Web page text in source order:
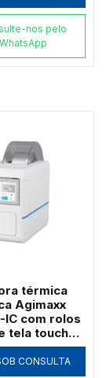
nos pelo
WhatsApp
térmica
Agimaxx
IC com rolos
tela touch
CONSULTA